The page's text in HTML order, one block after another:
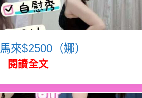
馬來$2500（娜）
閱讀全文